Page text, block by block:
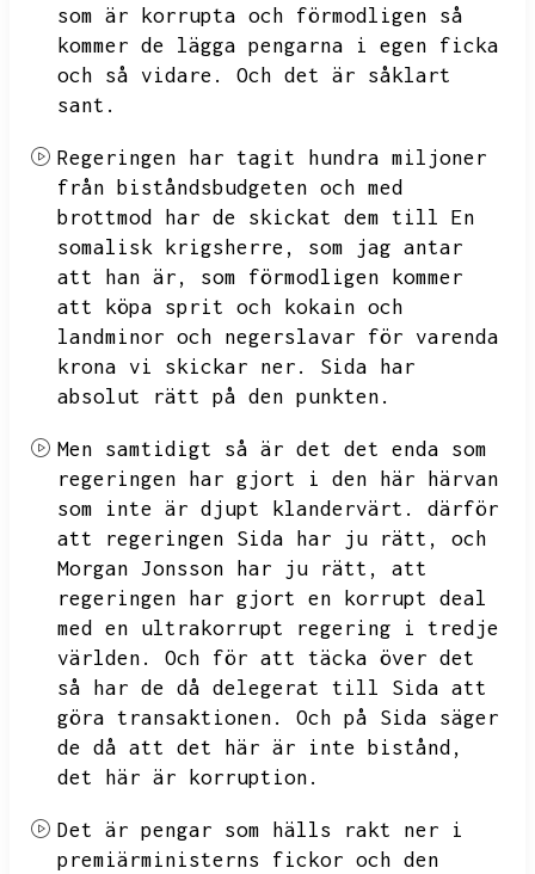
som är korrupta och förmodligen så
kommer de lägga pengarna i egen ficka
och så vidare.
Och det är såklart
sant.
Regeringen har tagit hundra miljoner
från biståndsbudgeten och med
brottmod har de skickat dem till En
somalisk krigsherre,
som jag antar
att han är,
som förmodligen kommer
att köpa sprit och kokain och
landminor och negerslavar för varenda
krona vi skickar ner.
Sida har
absolut rätt på den punkten.
Men samtidigt så är det det enda som
regeringen har gjort i den här härvan
som inte är djupt klandervärt.
därför
att regeringen Sida har ju rätt,
och
Morgan Jonsson har ju rätt,
att
regeringen har gjort en korrupt deal
med en ultrakorrupt regering i tredje
världen.
Och för att täcka över det
så har de då delegerat till Sida att
göra transaktionen.
Och på Sida säger
de då att det här är inte bistånd,
det här är korruption.
Det är pengar som hälls rakt ner i
premiärministerns fickor och den